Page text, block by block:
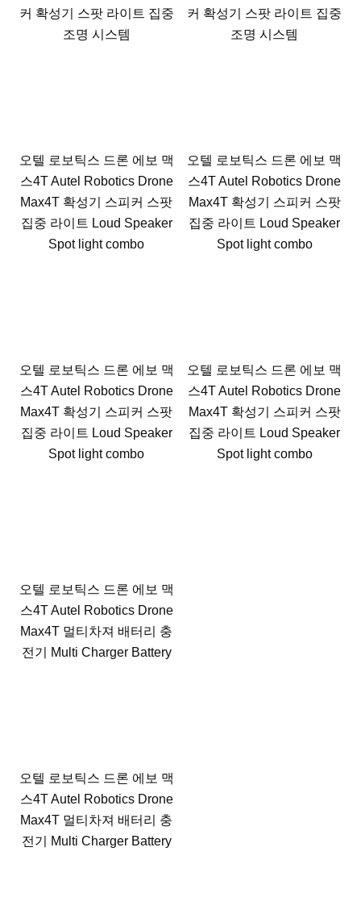
커 확성기 스팟 라이트 집중
조명 시스템
커 확성기 스팟 라이트 집중
조명 시스템
오텔 로보틱스 드론 에보 맥
스4T Autel Robotics Drone
Max4T 확성기 스피커 스팟
집중 라이트 Loud Speaker
Spot light combo
오텔 로보틱스 드론 에보 맥
스4T Autel Robotics Drone
Max4T 확성기 스피커 스팟
집중 라이트 Loud Speaker
Spot light combo
오텔 로보틱스 드론 에보 맥
스4T Autel Robotics Drone
Max4T 확성기 스피커 스팟
집중 라이트 Loud Speaker
Spot light combo
오텔 로보틱스 드론 에보 맥
스4T Autel Robotics Drone
Max4T 확성기 스피커 스팟
집중 라이트 Loud Speaker
Spot light combo
오텔 로보틱스 드론 에보 맥
스4T Autel Robotics Drone
Max4T 멀티차져 배터리 충
전기 Multi Charger Battery
오텔 로보틱스 드론 에보 맥
스4T Autel Robotics Drone
Max4T 멀티차져 배터리 충
전기 Multi Charger Battery